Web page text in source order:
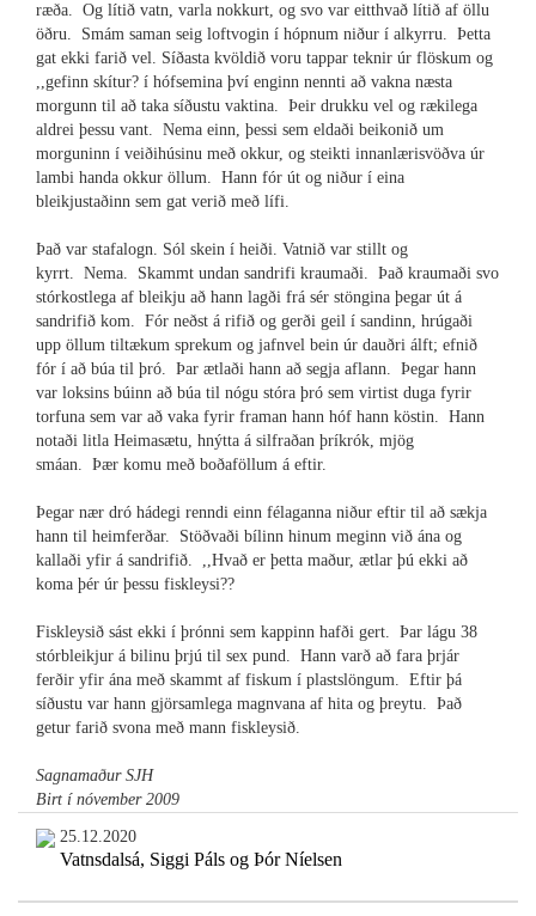
ræða. Og lítið vatn, varla nokkurt, og svo var eitthvað lítið af öllu
öðru. Smám saman seig loftvogin í hópnum niður í alkyrru. Þetta
gat ekki farið vel. Síðasta kvöldið voru tappar teknir úr flöskum og
,,gefinn skítur? í hófsemina því enginn nennti að vakna næsta
morgunn til að taka síðustu vaktina. Þeir drukku vel og rækilega
aldrei þessu vant. Nema einn, þessi sem eldaði beikonið um
morguninn í veiðihúsinu með okkur, og steikti innanlærisvöðva úr
lambi handa okkur öllum. Hann fór út og niður í eina
bleikjustaðinn sem gat verið með lífi.
Það var stafalogn. Sól skein í heiði. Vatnið var stillt og
kyrrt. Nema. Skammt undan sandrifi kraumaði. Það kraumaði svo
stórkostlega af bleikju að hann lagði frá sér stöngina þegar út á
sandrifið kom. Fór neðst á rifið og gerði geil í sandinn, hrúgaði
upp öllum tiltækum sprekum og jafnvel bein úr dauðri álft; efnið
fór í að búa til þró. Þar ætlaði hann að segja aflann. Þegar hann
var loksins búinn að búa til nógu stóra þró sem virtist duga fyrir
torfuna sem var að vaka fyrir framan hann hóf hann köstin. Hann
notaði litla Heimasætu, hnýtta á silfraðan þríkrók, mjög
smáan. Þær komu með boðaföllum á eftir.
Þegar nær dró hádegi renndi einn félaganna niður eftir til að sækja
hann til heimferðar. Stöðvaði bílinn hinum meginn við ána og
kallaði yfir á sandrifið. ,,Hvað er þetta maður, ætlar þú ekki að
koma þér úr þessu fiskleysi??
Fiskleysið sást ekki í þrónni sem kappinn hafði gert. Þar lágu 38
stórbleikjur á bilinu þrjú til sex pund. Hann varð að fara þrjár
ferðir yfir ána með skammt af fiskum í plastslöngum. Eftir þá
síðustu var hann gjörsamlega magnvana af hita og þreytu. Það
getur farið svona með mann fiskleysið.
Sagnamaður SJH
Birt í nóvember 2009
25.12.2020
Vatnsdalsá, Siggi Páls og Þór Níelsen